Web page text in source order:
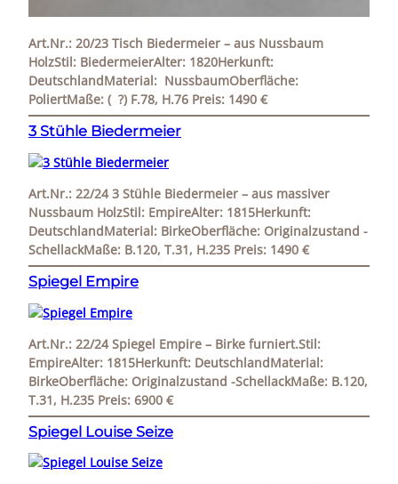
Art.Nr.: 20/23 Tisch Biedermeier – aus Nussbaum
HolzStil: BiedermeierAlter: 1820Herkunft:
DeutschlandMaterial: NussbaumOberfläche:
PoliertMaße: ( ?) F.78, H.76 Preis: 1490 €
3 Stühle Biedermeier
Art.Nr.: 22/24 3 Stühle Biedermeier – aus massiver
Nussbaum HolzStil: EmpireAlter: 1815Herkunft:
DeutschlandMaterial: BirkeOberfläche: Originalzustand -
SchellackMaße: B.120, T.31, H.235 Preis: 1490 €
Spiegel Empire
Art.Nr.: 22/24 Spiegel Empire – Birke furniert.Stil:
EmpireAlter: 1815Herkunft: DeutschlandMaterial:
BirkeOberfläche: Originalzustand -SchellackMaße: B.120,
T.31, H.235 Preis: 6900 €
Spiegel Louise Seize